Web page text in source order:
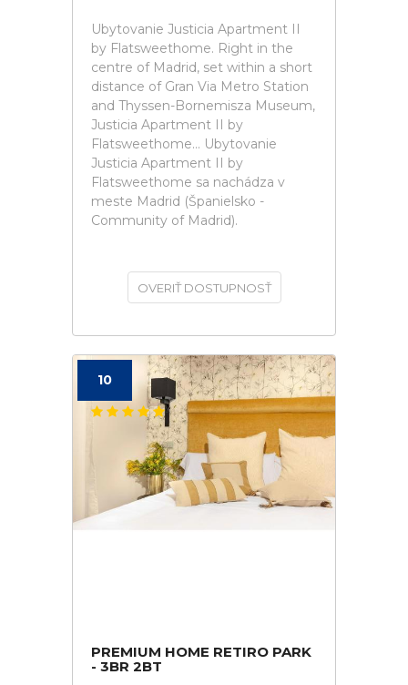
Ubytovanie Justicia Apartment II
by Flatsweethome. Right in the
centre of Madrid, set within a short
distance of Gran Via Metro Station
and Thyssen-Bornemisza Museum,
Justicia Apartment II by
Flatsweethome... Ubytovanie
Justicia Apartment II by
Flatsweethome sa nachádza v
meste Madrid (Španielsko -
Community of Madrid).
OVERIŤ DOSTUPNOSŤ
10
PREMIUM HOME RETIRO PARK
- 3BR 2BT